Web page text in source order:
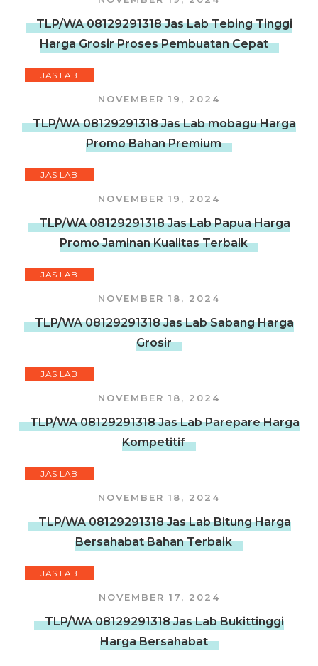
TLP/WA 08129291318 Jas Lab Tebing Tinggi
Harga Grosir Proses Pembuatan Cepat
JAS LAB
NOVEMBER 19, 2024
TLP/WA 08129291318 Jas Lab mobagu Harga
Promo Bahan Premium
JAS LAB
NOVEMBER 19, 2024
TLP/WA 08129291318 Jas Lab Papua Harga
Promo Jaminan Kualitas Terbaik
JAS LAB
NOVEMBER 18, 2024
TLP/WA 08129291318 Jas Lab Sabang Harga
Grosir
JAS LAB
NOVEMBER 18, 2024
TLP/WA 08129291318 Jas Lab Parepare Harga
Kompetitif
JAS LAB
NOVEMBER 18, 2024
TLP/WA 08129291318 Jas Lab Bitung Harga
Bersahabat Bahan Terbaik
JAS LAB
NOVEMBER 17, 2024
TLP/WA 08129291318 Jas Lab Bukittinggi
Harga Bersahabat